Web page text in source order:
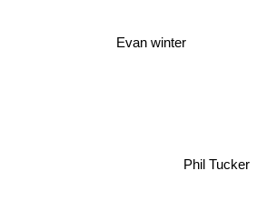
Evan winter
Phil Tucker